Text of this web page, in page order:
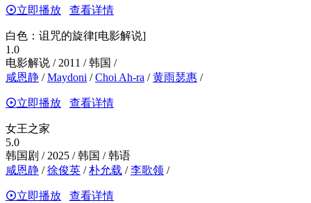
立即播放 查看详情
白色：诅咒的旋律[电影解说]
1.0
电影解说 / 2011 / 韩国 /
咸恩静 /Maydoni /Choi Ah-ra /黄雨瑟惠 /
立即播放 查看详情
女王之家
5.0
韩国剧 / 2025 / 韩国 / 韩语
咸恩静 /徐俊英 /朴允载 /李歌领 /
立即播放 查看详情